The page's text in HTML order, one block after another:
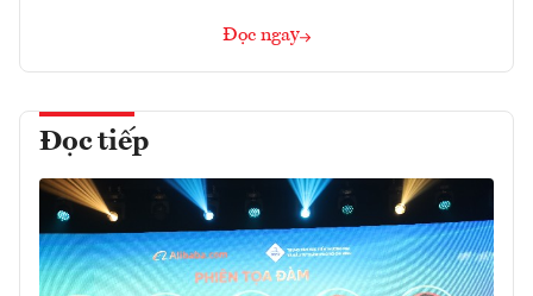
Đọc ngay
Đọc tiếp